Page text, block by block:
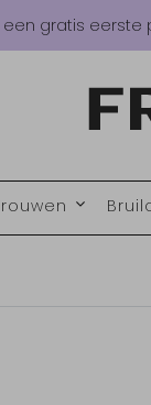
een gratis eerste